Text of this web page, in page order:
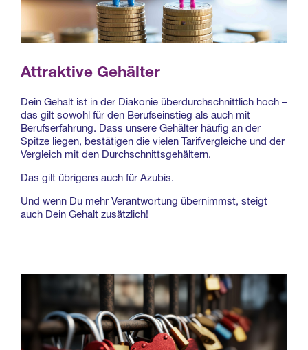
Attraktive Gehälter
Dein Gehalt ist in der Diakonie überdurchschnittlich hoch –
das gilt sowohl für den Berufseinstieg als auch mit
Berufserfahrung. Dass unsere Gehälter häufig an der
Spitze liegen, bestätigen die vielen Tarifvergleiche und der
Vergleich mit den Durchschnittsgehältern.
Das gilt übrigens auch für Azubis.
Und wenn Du mehr Verantwortung übernimmst, steigt
auch Dein Gehalt zusätzlich!